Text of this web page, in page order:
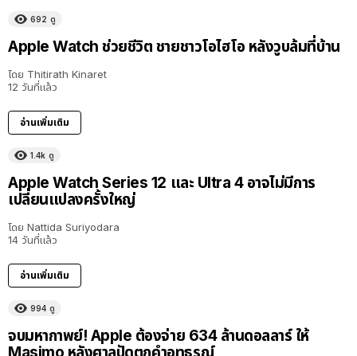
692 ดู
Apple Watch ช่วยชีวิต ชายชาวโอไฮโอ หลังวูบล้มที่บ้าน
โดย Thitirath Kinaret
12 วันที่แล้ว
อ่านเพิ่มเติม
1.4k ดู
Apple Watch Series 12 และ Ultra 4 อาจไม่มีการ
เปลี่ยนแปลงครั้งใหญ่
โดย Nattida Suriyodara
14 วันที่แล้ว
อ่านเพิ่มเติม
994 ดู
จบมหากาพย์! Apple ต้องจ่าย 634 ล้านดอลลาร์ ให้